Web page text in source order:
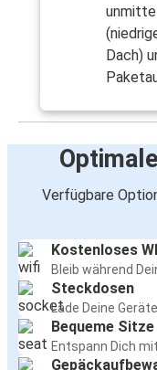
Dach)
Verfügbare
Kostenloses
Bleib während
Steckdosen
Lade Deine
Bequeme Sitze
Entspann Dich